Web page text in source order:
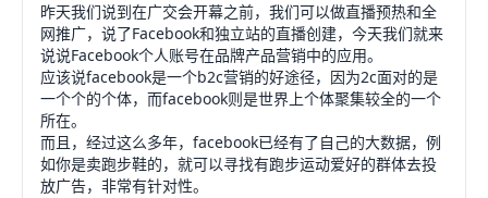
昨天我们说到在广交会开幕之前，我们可以做直播预热和全
网推广，说了Facebook和独立站的直播创建，今天我们就来
说说Facebook个人账号在品牌产品营销中的应用。
应该说facebook是一个b2c营销的好途径，因为2c面对的是
一个个的个体，而facebook则是世界上个体聚集较全的一个
所在。
而且，经过这么多年，facebook已经有了自己的大数据，例
如你是卖跑步鞋的，就可以寻找有跑步运动爱好的群体去投
放广告，非常有针对性。